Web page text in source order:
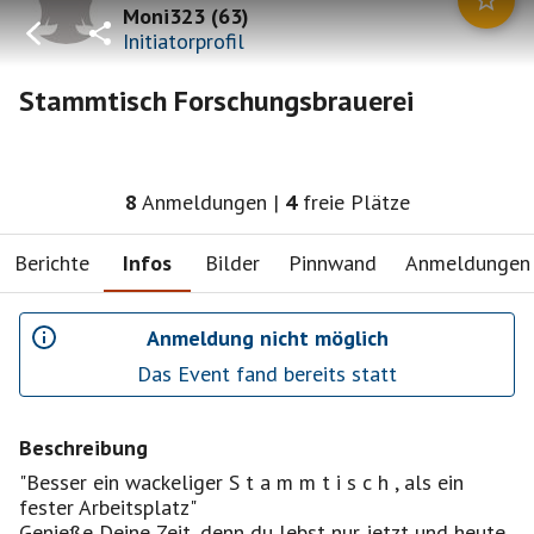
Moni323(63)
Initiatorprofil
Stammtisch Forschungsbrauerei
8 Anmeldungen | 4 freie Plätze
Berichte Infos Bilder Pinnwand Anmeldungen
Anmeldung nicht möglich
Das Event fand bereits statt
Beschreibung
"Besser ein wackeliger S t a m m t i s c h , als ein
fester Arbeitsplatz"